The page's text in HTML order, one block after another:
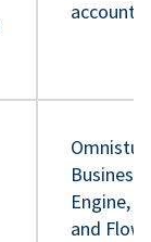
accounts
Business
Engine,
and Flow